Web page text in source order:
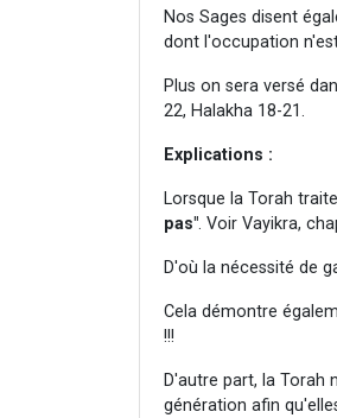
Nos Sages disent
dont l'occupation
Plus on sera versé
22, Halakha 18-21.
Explications :
Lorsque la Torah
pas". Voir Vayikra,
D'où la nécessité de
Cela démontre
!!!
D'autre part, la Torah
génération afin